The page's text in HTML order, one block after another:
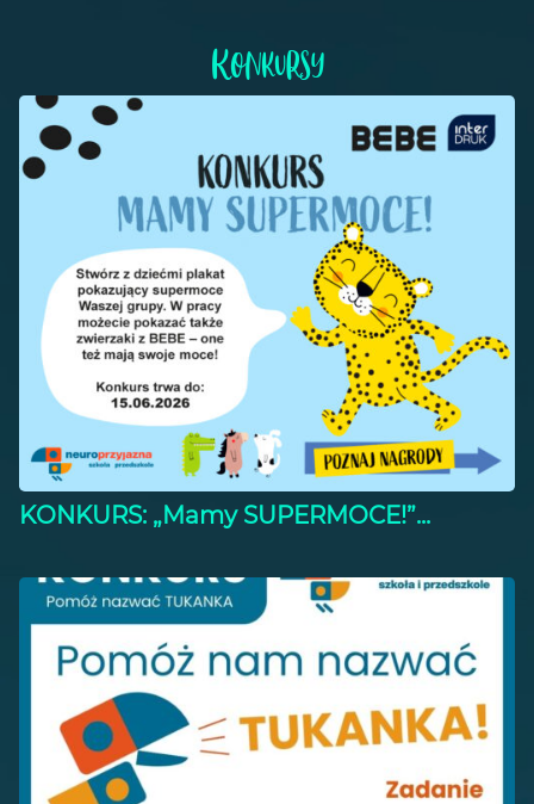
Konkursy
KONKURS: „Mamy SUPERMOCE!”...